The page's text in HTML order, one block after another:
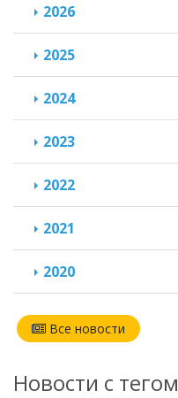
Новости с тегом
2026
2025
2024
2023
2022
2021
2020
Все новости